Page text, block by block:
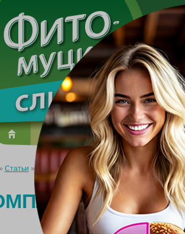
Made in the UK
О препарате Усиль эффект
» Статьи »Комплексный подход к снижению веса и
И